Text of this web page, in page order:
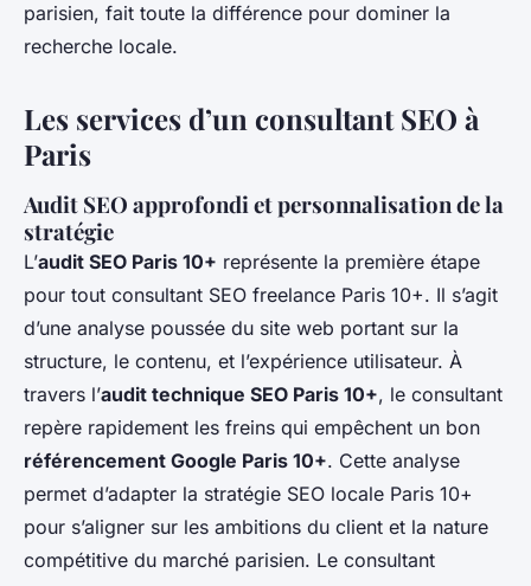
parisien, fait toute la différence pour dominer la
recherche locale.
Les services d’un consultant SEO à
Paris
Audit SEO approfondi et personnalisation de la
stratégie
L’audit SEO Paris 10+ représente la première étape
pour tout consultant SEO freelance Paris 10+. Il s’agit
d’une analyse poussée du site web portant sur la
structure, le contenu, et l’expérience utilisateur. À
travers l’audit technique SEO Paris 10+, le consultant
repère rapidement les freins qui empêchent un bon
référencement Google Paris 10+. Cette analyse
permet d’adapter la stratégie SEO locale Paris 10+
pour s’aligner sur les ambitions du client et la nature
compétitive du marché parisien. Le consultant